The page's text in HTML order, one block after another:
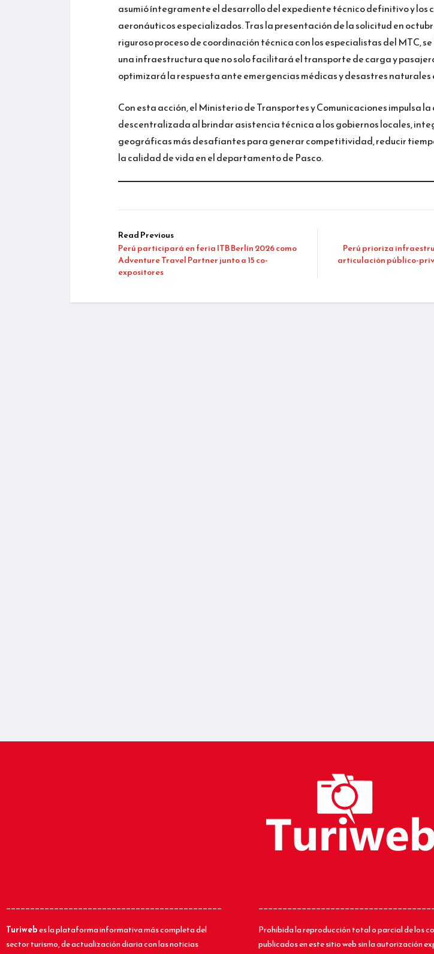
asumió íntegramente el desarrollo del expediente técnico definitivo y los
aeronáuticos especializados. Tras la presentación de la solicitud en
riguroso proceso de coordinación técnica con los especialistas del MTC,
una infraestructura que no solo facilitará el transporte de carga y
optimizará la respuesta ante emergencias médicas y desastres naturales
Con esta acción, el Ministerio de Transportes y Comunicaciones impulsa
descentralizada al brindar asistencia técnica a los gobiernos locales,
geográficas más desafiantes para generar competitividad, reducir
la calidad de vida en el departamento de Pasco.
Read Previous
Perú participará en feria ITB Berlín 2026 como
Adventure Travel Partner junto a 15 co-
expositores
Perú prioriza
articulación público-
_____________________________________________
Turiwebes la plataforma informativa más completa del
sector turismo, de actualización diaria con las noticias
Prohibida la reproducción total o parcial de los
publicados en este sitio web sin la autorización